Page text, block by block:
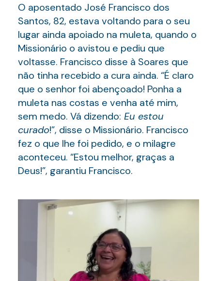
O aposentado José Francisco dos
Santos, 82, estava voltando para o seu
lugar ainda apoiado na muleta, quando o
Missionário o avistou e pediu que
voltasse. Francisco disse à Soares que
não tinha recebido a cura ainda. “É claro
que o senhor foi abençoado! Ponha a
muleta nas costas e venha até mim,
sem medo. Vá dizendo: Eu estou
curado!”, disse o Missionário. Francisco
fez o que lhe foi pedido, e o milagre
aconteceu. “Estou melhor, graças a
Deus!”, garantiu Francisco.